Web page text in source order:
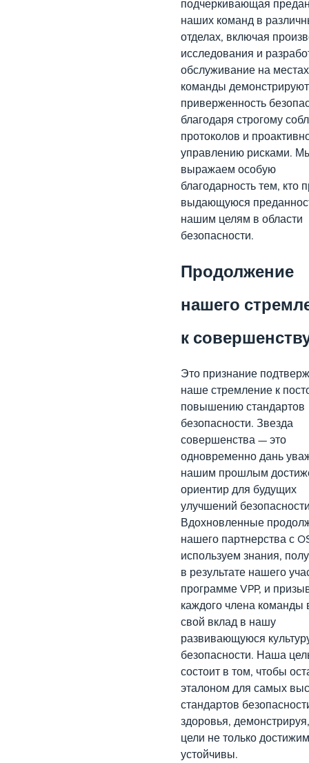
подчеркивающая
наших команд в
отделах, включая
исследования и
обслуживание на
команды
приверженность
благодаря строгому
протоколов и
управлению рисками.
выражаем особую
благодарность тем, кто
выдающуюся
нашим целям в области
безопасности.
Продолжение
нашего
к
Это признание
наше стремление к
повышению стандартов
безопасности. Звезда
совершенства — это
одновременно дань
нашим прошлым
ориентир для будущих
улучшений
Вдохновленные
нашего партнерства с
используем знания,
в результате нашего
программе VPP, и
каждого члена команды
свой вклад в нашу
развивающуюся
безопасности. Наша
состоит в том, чтобы
эталоном для самых
стандартов
здоровья,
цели не только
устойчивы.